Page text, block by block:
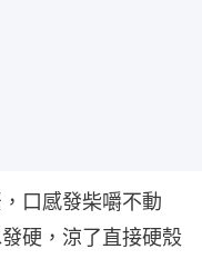
口感發柴嚼不動
硬，涼了直接硬殼